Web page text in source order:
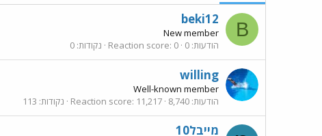
B
beki12
New member
הודעות 0
Reaction score 0 נקודות 0
willing
Well-known member
הודעות 8,740
Reaction score 11,217 נקודות 113
מייבל10